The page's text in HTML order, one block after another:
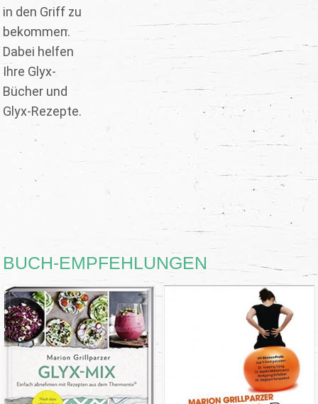
in den Griff zu
bekommen.
Dabei helfen
Ihre Glyx-
Bücher und
Glyx-Rezepte.
BUCH-EMPFEHLUNGEN